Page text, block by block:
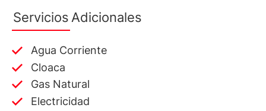
Servicios Adicionales
Agua Corriente
Cloaca
Gas Natural
Electricidad